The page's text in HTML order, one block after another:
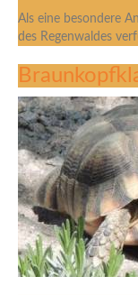
Als eine besondere
des Regenwaldes